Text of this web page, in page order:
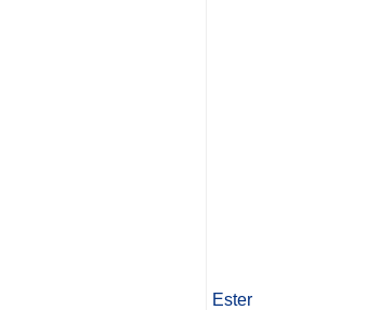
Ester